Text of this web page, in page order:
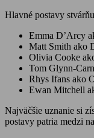
Hlavné postavy
Emma D’Arcy
Matt Smith ako
Olivia Cooke
Tom Glynn-
Rhys Ifans ako
Ewan Mitchell
Najväčšie uznanie si
postavy patria medzi